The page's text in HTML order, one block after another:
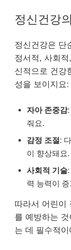
정신건강
정신건강은 단
정서적, 사회
신적으로 건강
성을 보이지요:
자아 존중감
줘요.
감정 조절:
이 향상돼요.
사회적 기술
력 능력이 증
따라서 어린이
를 예방하는
는 데 필수적이